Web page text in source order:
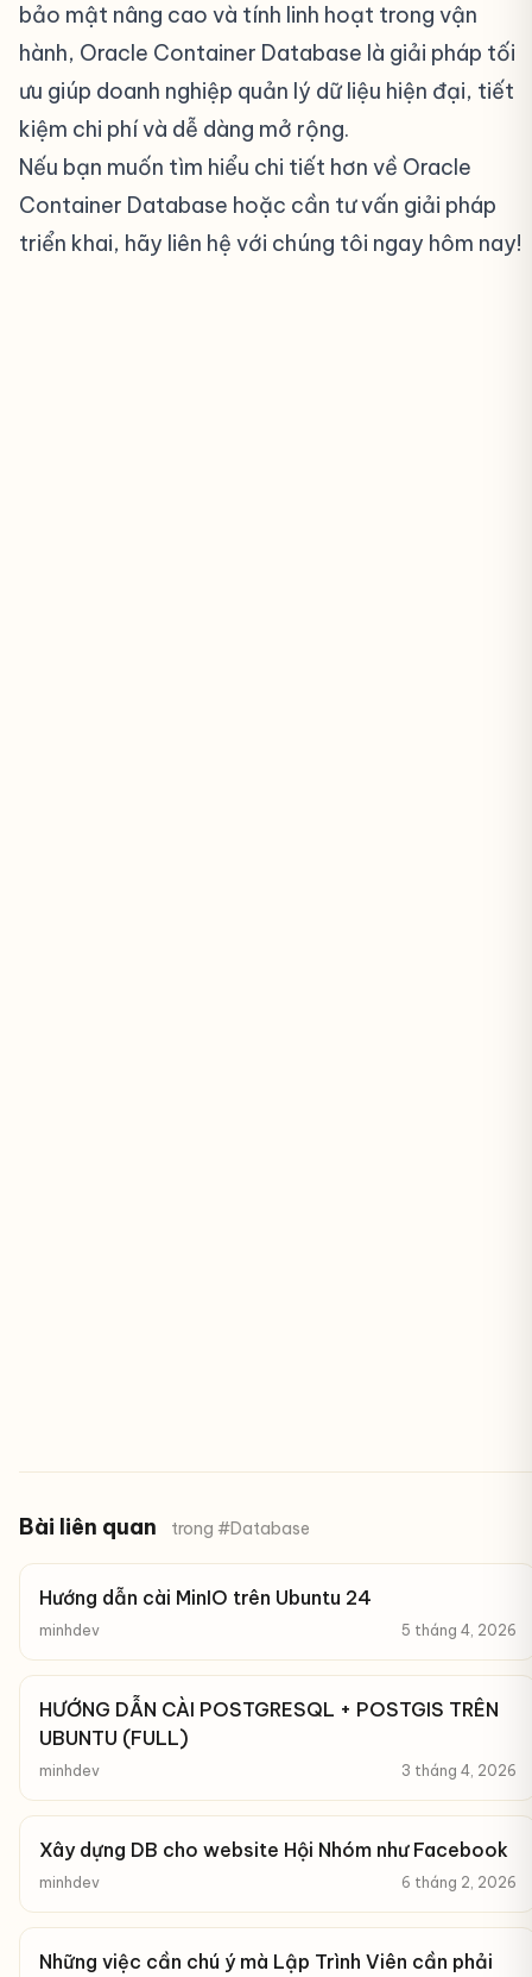
bảo mật nâng cao và tính linh hoạt trong vận
hành, Oracle Container Database là giải pháp tối
ưu giúp doanh nghiệp quản lý dữ liệu hiện đại, tiết
kiệm chi phí và dễ dàng mở rộng.
Nếu bạn muốn tìm hiểu chi tiết hơn về Oracle
Container Database hoặc cần tư vấn giải pháp
triển khai, hãy liên hệ với chúng tôi ngay hôm nay!
Bài liên quan trong #Database
Hướng dẫn cài MinIO trên Ubuntu 24
minhdev 5 tháng 4, 2026
HƯỚNG DẪN CÀI POSTGRESQL + POSTGIS TRÊN
UBUNTU (FULL)
minhdev 3 tháng 4, 2026
Xây dựng DB cho website Hội Nhóm như Facebook
minhdev 6 tháng 2, 2026
Những việc cần chú ý mà Lập Trình Viên cần phải